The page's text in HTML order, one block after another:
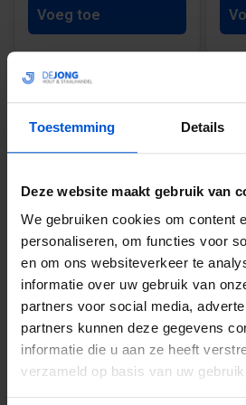
Toestemming Details
Deze website maakt gebruik van
We gebruiken cookies om content
personaliseren, om functies voor
en om ons websiteverkeer te
informatie over uw gebruik van
partners voor social media,
partners kunnen deze gegevens
informatie die u aan ze heeft
verzameld op basis van uw
Voeg toe
1
HET ASSORTIMENT
JONG HOUT
Ons assortiment is voorzien van
jouw bouwprojecten beschermen
BOUWFOLIE
Bouwfolieis een veelzijdig product
wordt gebruikt ommaterialente